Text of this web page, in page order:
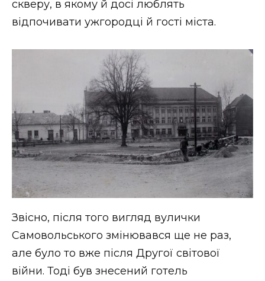
скверу, в якому й досі люблять
відпочивати ужгородці й гості міста.
Звісно, після того вигляд вулички
Самовольського змінювався ще не раз,
але було то вже після Другої світової
війни. Тоді був знесений готель